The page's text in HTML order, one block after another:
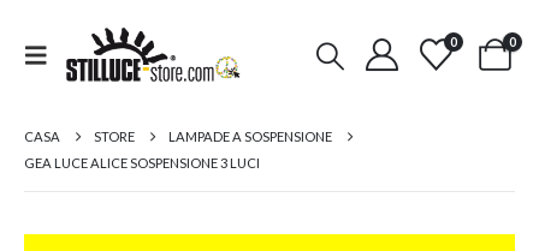
0 0
CASA STORE
LAMPADE A SOSPENSIONE
GEA LUCE ALICE SOSPENSIONE 3 LUCI